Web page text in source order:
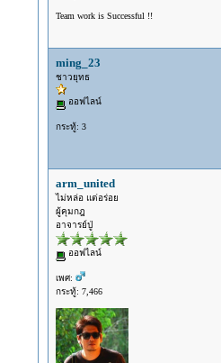
Team work is Successful !!
ming_23
ชาวยุทธ
ออฟไลน์
กระทู้: 3
arm_united
ไม่หล่อ แต่อร่อย
ผู้คุมกฎ
อาจารย์ปู่
ออฟไลน์
เพศ:
กระทู้: 7,466